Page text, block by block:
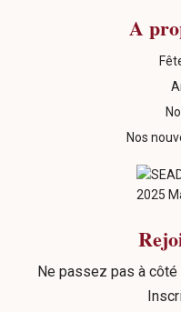
A
Nos
Ne passez pas à